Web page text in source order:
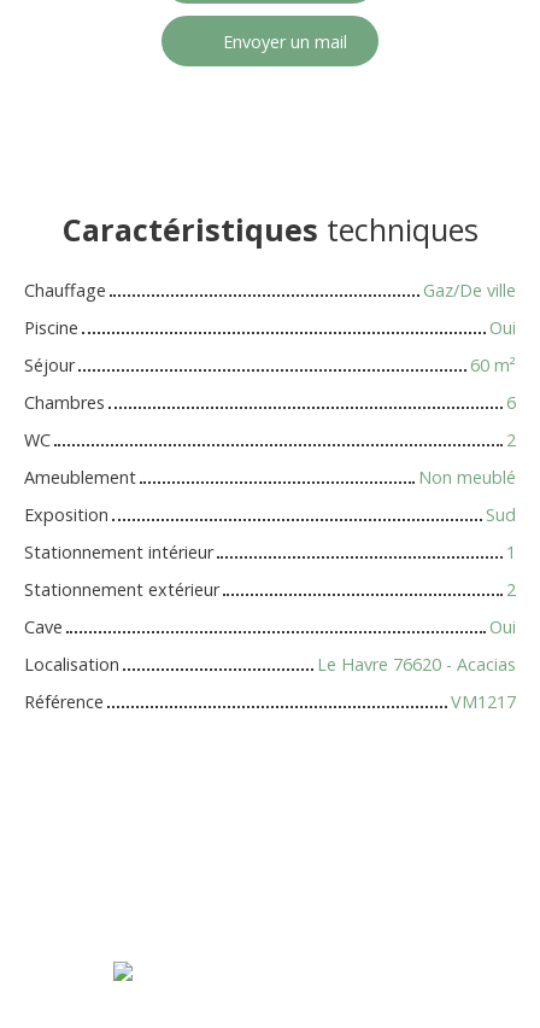
Envoyer un mail
Caractéristiques techniques
Chauffage
Gaz/De ville
Piscine
Oui
Séjour
60 m²
Chambres
6
WC
2
Ameublement
Non meublé
Exposition
Sud
Stationnement intérieur
1
Stationnement extérieur
2
Cave
Oui
Localisation
Le Havre 76620 - Acacias
Référence
VM1217